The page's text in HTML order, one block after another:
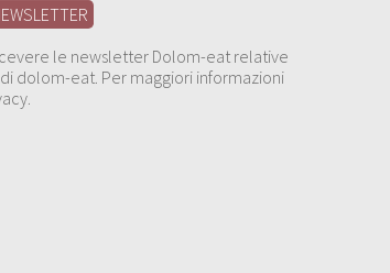
le newsletter Dolom-eat relative
dolom-eat. Per maggiori informazioni